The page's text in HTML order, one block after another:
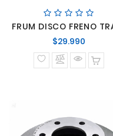
$29.990
normal